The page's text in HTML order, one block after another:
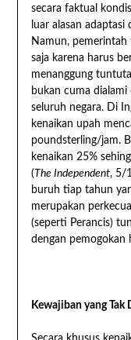
secara faktual
luar alasan
Namun,
saja karena harus
menanggung
bukan cuma
seluruh negara. Di
kenaikan upah
poundsterling/jam.
kenaikan 25%
( The Independent, 5/
buruh tiap tahun
merupakan
(seperti Perancis)
dengan pemogokan
Kewajiban yang Tak